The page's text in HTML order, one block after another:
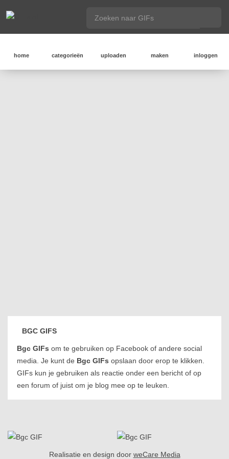
home categorieën uploaden maken inloggen
BGC GIFS
Bgc GIFs om te gebruiken op Facebook of andere social
media. Je kunt de Bgc GIFs opslaan door erop te klikken.
GIFs kun je gebruiken als reactie onder een bericht of op
een forum of juist om je blog mee op te leuken.
Realisatie en design door weCare Media